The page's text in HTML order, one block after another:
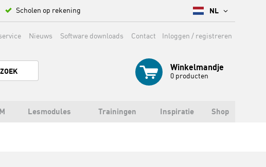
Scholen op rekening NL
Inloggen / registreren
Nieuws Software downloads Contact
Winkelmandje
0 producten
ZOEK
Lesmodules Trainingen Inspiratie Shop